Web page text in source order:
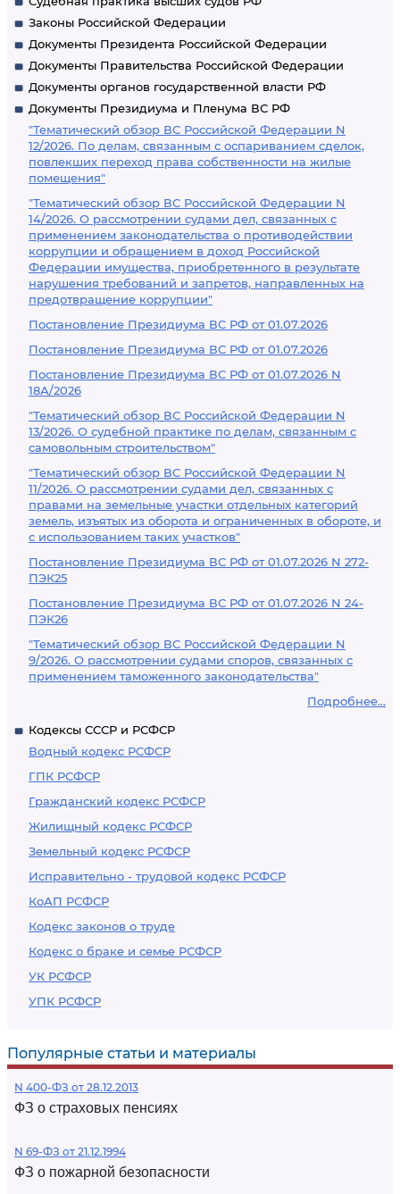
Законы Российской Федерации
Документы Президента Российской Федерации
Документы Правительства Российской Федерации
Документы органов государственной власти РФ
Документы Президиума и Пленума ВС РФ
"Тематический обзор ВС Российской Федерации N
12/2026. По делам, связанным с оспариванием сделок,
повлекших переход права собственности на жилые
помещения"
"Тематический обзор ВС Российской Федерации N
14/2026. О рассмотрении судами дел, связанных с
применением законодательства о противодействии
коррупции и обращением в доход Российской
Федерации имущества, приобретенного в результате
нарушения требований и запретов, направленных на
предотвращение коррупции"
Постановление Президиума ВС РФ от 01.07.2026
Постановление Президиума ВС РФ от 01.07.2026
Постановление Президиума ВС РФ от 01.07.2026 N
18А/2026
"Тематический обзор ВС Российской Федерации N
13/2026. О судебной практике по делам, связанным с
самовольным строительством"
"Тематический обзор ВС Российской Федерации N
11/2026. О рассмотрении судами дел, связанных с
правами на земельные участки отдельных категорий
земель, изъятых из оборота и ограниченных в обороте, и
с использованием таких участков"
Постановление Президиума ВС РФ от 01.07.2026 N 272-
ПЭК25
Постановление Президиума ВС РФ от 01.07.2026 N 24-
ПЭК26
"Тематический обзор ВС Российской Федерации N
9/2026. О рассмотрении судами споров, связанных с
применением таможенного законодательства"
Подробнее...
Кодексы СССР и РСФСР
Водный кодекс РСФСР
ГПК РСФСР
Гражданский кодекс РСФСР
Жилищный кодекс РСФСР
Земельный кодекс РСФСР
Исправительно - трудовой кодекс РСФСР
КоАП РСФСР
Кодекс законов о труде
Кодекс о браке и семье РСФСР
УК РСФСР
УПК РСФСР
Популярные статьи и материалы
N 400-ФЗ от 28.12.2013
ФЗ о страховых пенсиях
N 69-ФЗ от 21.12.1994
ФЗ о пожарной безопасности